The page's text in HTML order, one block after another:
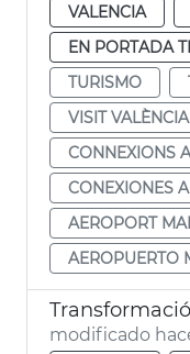
VALENCIA
EN PORTADA
TURISMO
VISIT VALÈNCIA
CONNEXIONS
CONEXIONES
AEROPORT
AEROPUERTO
modificado